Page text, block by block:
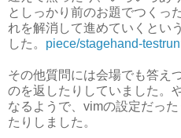
としっかり前のお題でつくっ
れを解消して進めていくとい
した。 piece/stagehand-
その他質問には会場でも答え
のを返したりしていました。
なるようで、vimの設定だっ
たりしました。